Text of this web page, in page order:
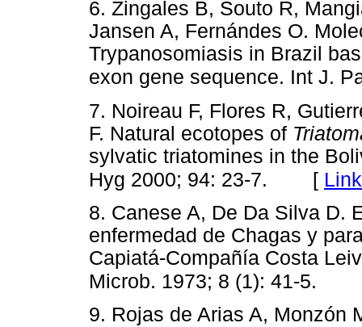
6. Zingales B, Souto R,
Jansen A, Fernándes O.
Trypanosomiasis in Brazil
exon gene sequence. Int J.
7. Noireau F, Flores R,
F. Natural ecotopes of
sylvatic triatomines in the
Hyg 2000; 94: 23-7. [
8. Canese A, De Da Silva D.
enfermedad de Chagas y
Capiatá-Compañía Costa
Microb. 1973; 8 (1): 41-5.
9. Rojas de Arias A, Monzón